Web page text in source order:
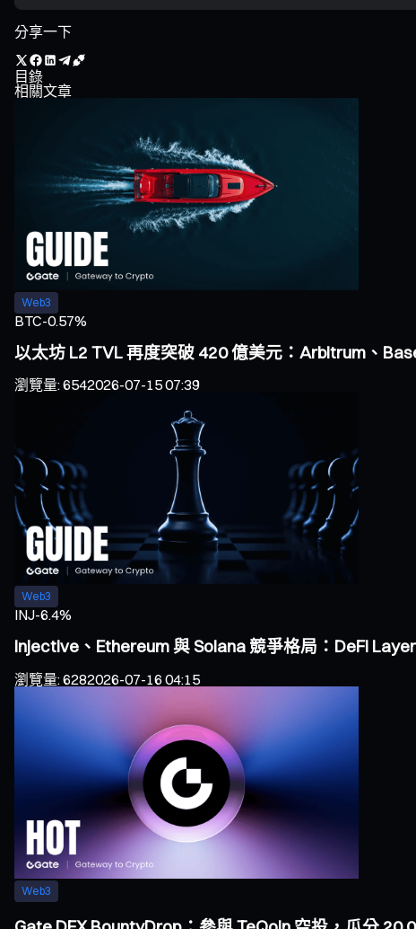
分享一下
目錄
相關文章
Web3
BTC-0.57%
以太坊 L2 TVL 再度突破 420 億美元：Arbitrum、
瀏覽量:6542026-07-15 07:39
Web3
INJ-6.4%
Injective、Ethereum 與 Solana 競爭格局：DeFi
瀏覽量:6282026-07-16 04:15
Web3